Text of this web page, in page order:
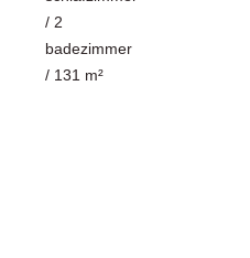
/ 2
badezimmer
/ 131 m²